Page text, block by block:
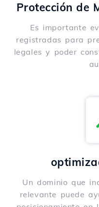
Protección de
Es importante
registradas para
legales y poder
Un dominio que
relevante puede